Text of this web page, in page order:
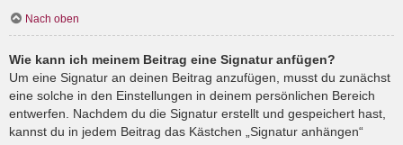
Nach oben
Wie kann ich meinem Beitrag eine Signatur anfügen?
Um eine Signatur an deinen Beitrag anzufügen, musst du zunächst
eine solche in den Einstellungen in deinem persönlichen Bereich
entwerfen. Nachdem du die Signatur erstellt und gespeichert hast,
kannst du in jedem Beitrag das Kästchen „Signatur anhängen“